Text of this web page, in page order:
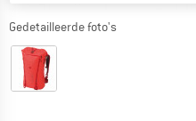
Gedetailleerde foto's